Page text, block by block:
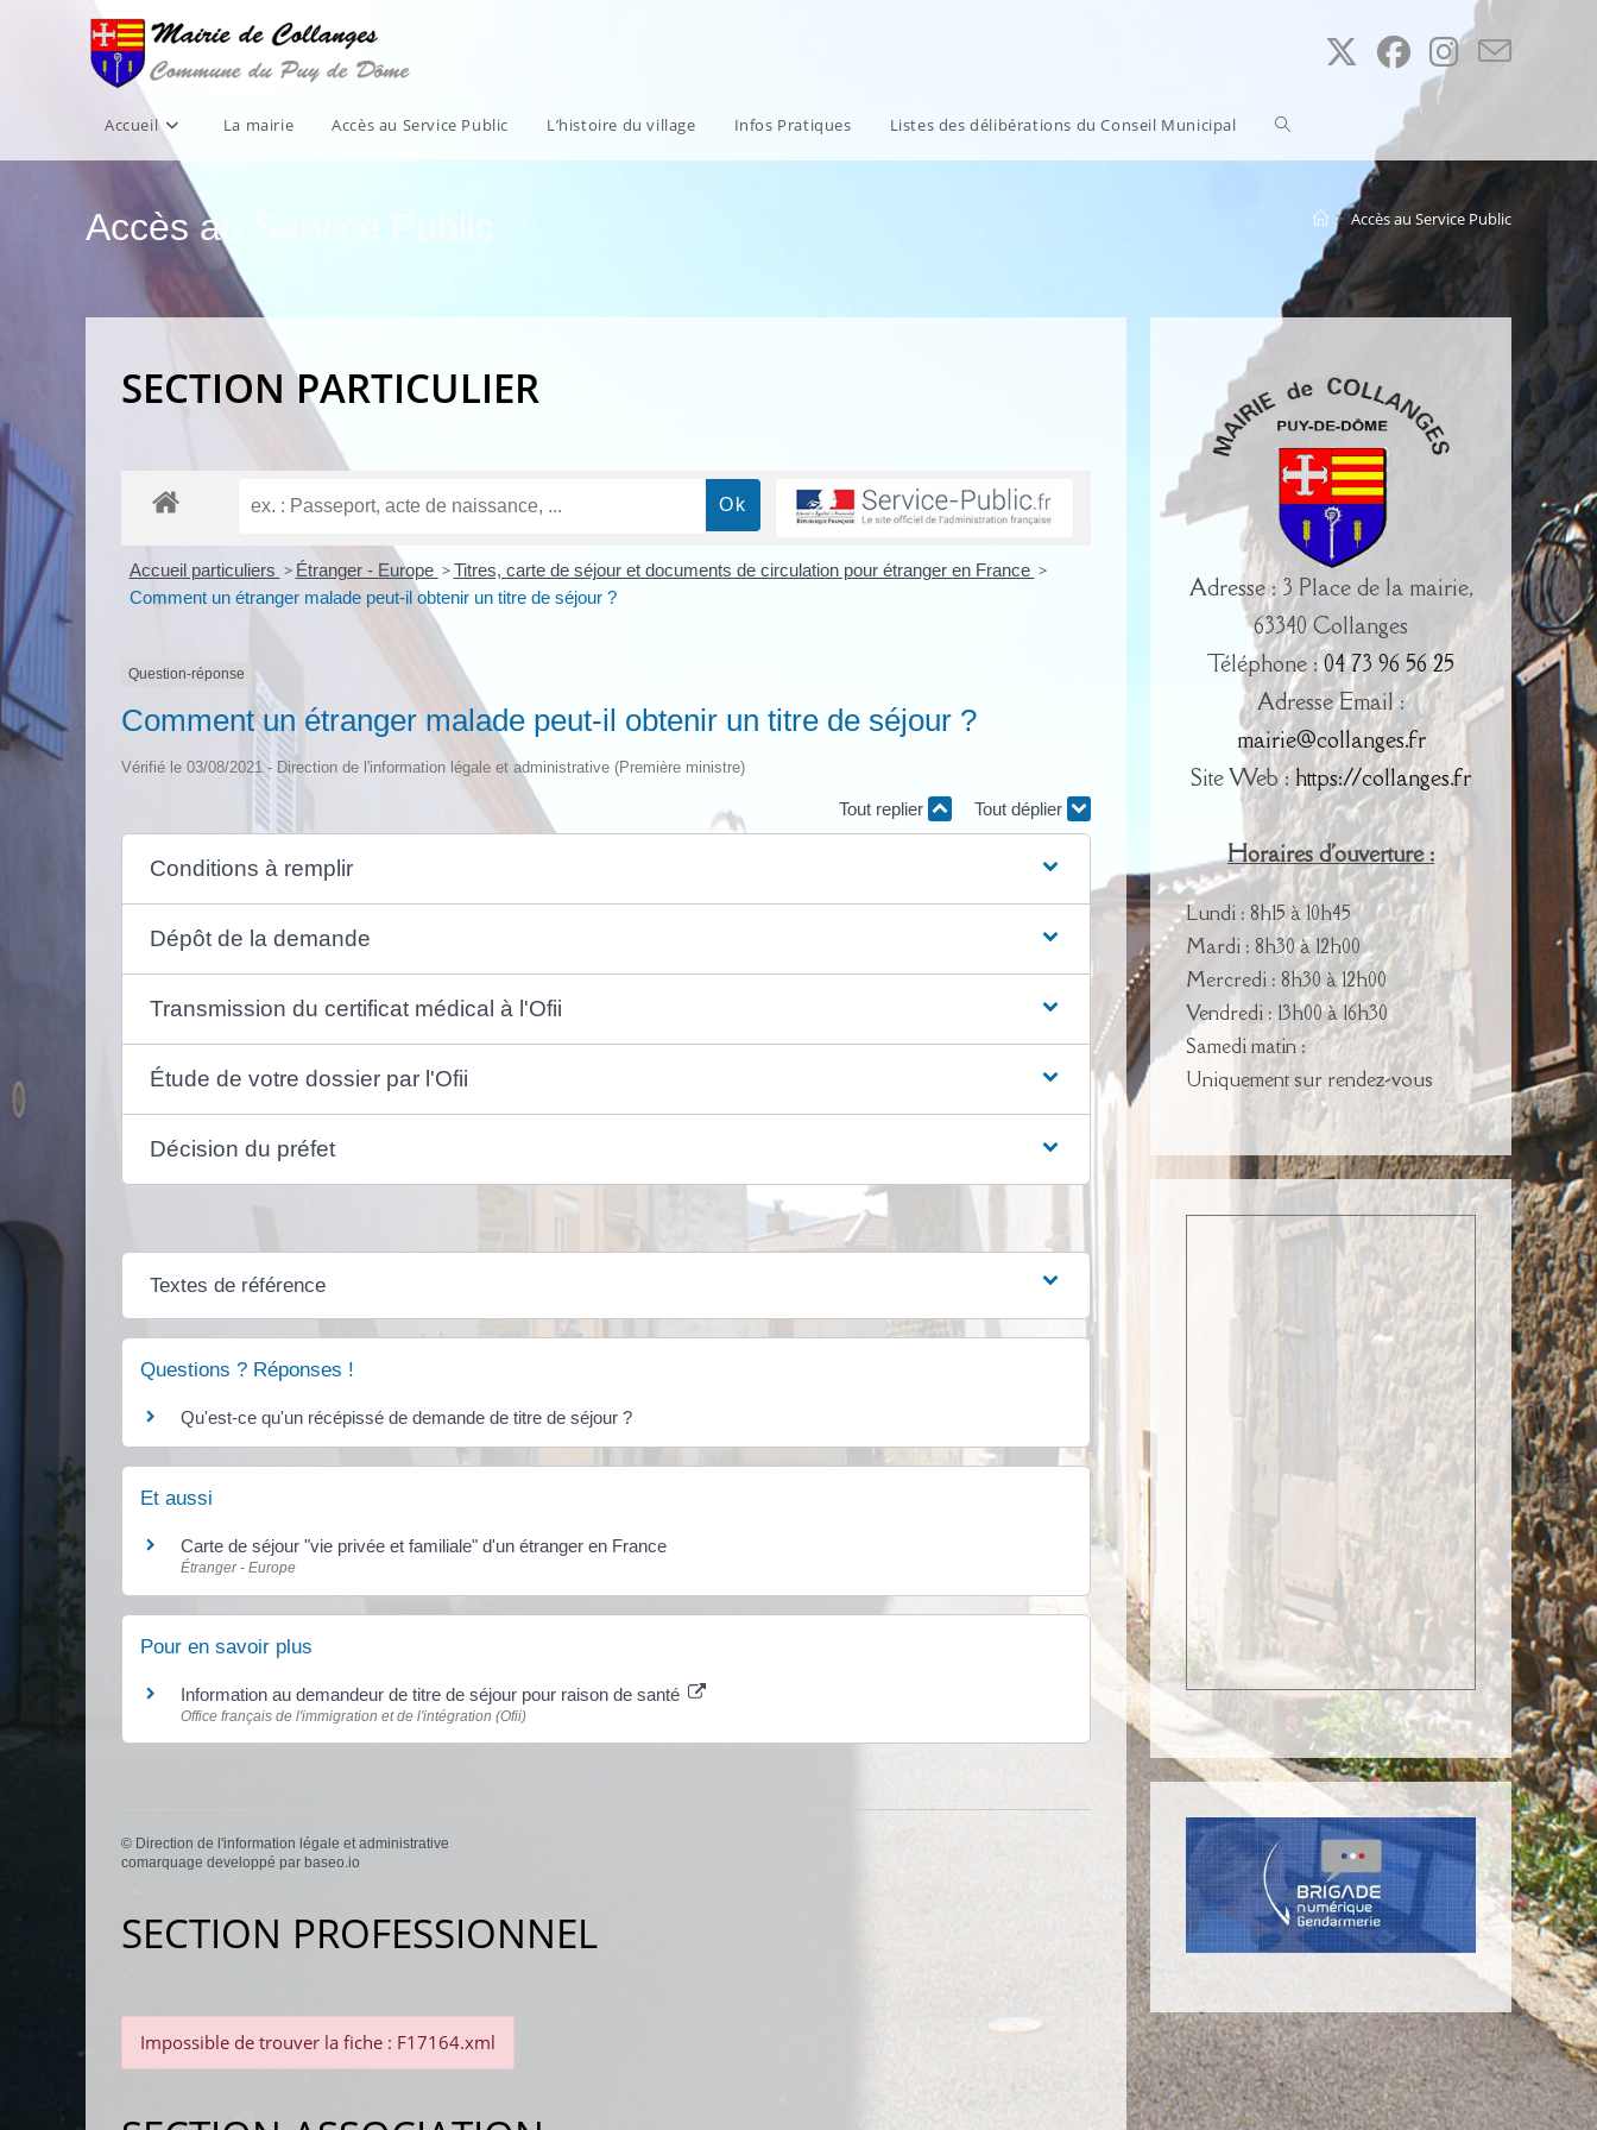
Accueil La mairie Accès au Service Public L’histoire du village Infos Pratiques Listes des délibérations du Conseil Municipal Toggle
search
Accès au Service Public > Accès au Service Public
SECTION PARTICULIER
Accueil particuliers > Étranger - Europe > Titres, carte de séjour et documents de circulation pour étranger en France >
Comment un étranger malade peut-il obtenir un titre de séjour ?
Question-réponse
Comment un étranger malade peut-il obtenir un titre de séjour ?
Vérifié le 03/08/2021 - Direction de l'information légale et administrative (Première ministre)
Tout replier Tout déplier
Conditions à remplir
Dépôt de la demande
Transmission du certificat médical à l'Ofii
Étude de votre dossier par l'Ofii
Décision du préfet
Textes de référence
Questions ? Réponses !
Qu'est-ce qu'un récépissé de demande de titre de séjour ?
Et aussi
Carte de séjour "vie privée et familiale" d'un étranger en France
Étranger - Europe
Pour en savoir plus
Information au demandeur de titre de séjour pour raison de santé
Office français de l'immigration et de l'intégration (Ofii)
© Direction de l'information légale et administrative
comarquage developpé par baseo.io
SECTION PROFESSIONNEL
Impossible de trouver la fiche : F17164.xml
Adresse : 3 Place de la mairie,
63340 Collanges
Téléphone :04 73 96 56 25
Adresse Email :
mairie@collanges.fr
Site Web :https://collanges.fr
Horaires d'ouverture :
Lundi : 8h15 à 10h45
Mardi : 8h30 à 12h00
Mercredi : 8h30 à 12h00
Vendredi : 13h00 à 16h30
Samedi matin :
Uniquement sur rendez-vous